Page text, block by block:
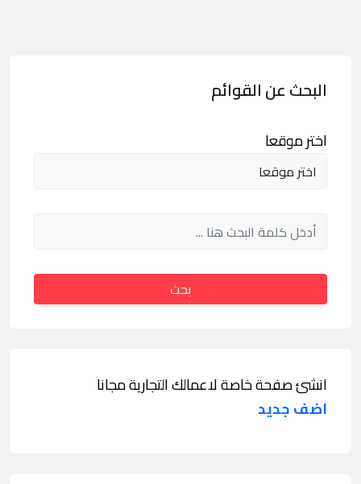
البحث عن القوائم
اختر موقعا
بحث
انشئ صفحة خاصة لاعمالك التجارية مجانا
اضف جديد